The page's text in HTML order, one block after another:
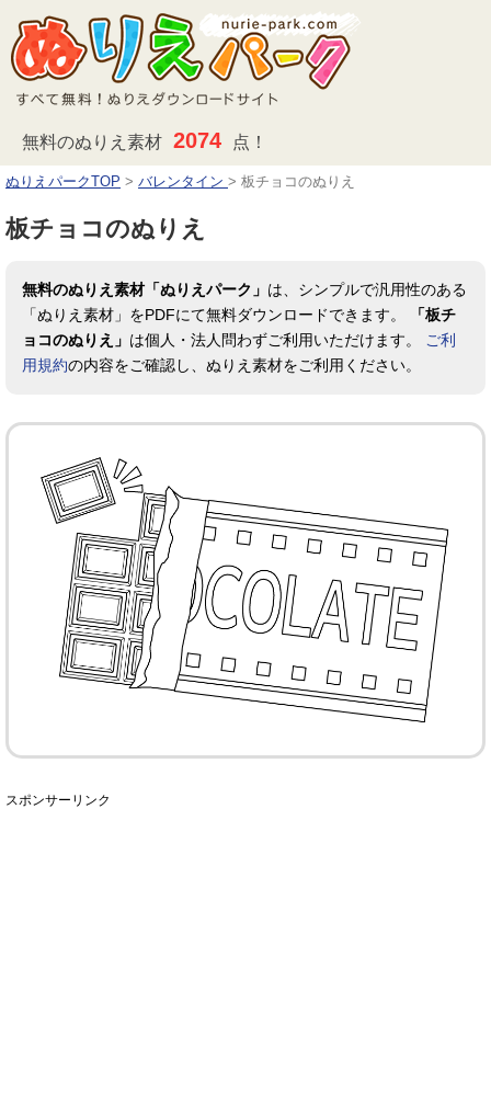
無料のぬりえ素材 2074 点！
ぬりえパークTOP > バレンタイン > 板チョコのぬりえ
板チョコのぬりえ
無料のぬりえ素材「ぬりえパーク」 は、シンプルで汎用性のある
「ぬりえ素材」をPDFにて無料ダウンロードできます。
「板チ
ョコのぬりえ」 は個人・法人問わずご利用いただけます。
ご利
用規約の内容をご確認し、ぬりえ素材をご利用ください。
スポンサーリンク